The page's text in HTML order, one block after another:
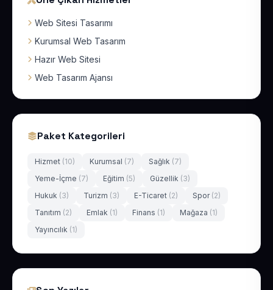
Web Sitesi Tasarımı
Kurumsal Web Tasarım
Hazır Web Sitesi
Web Tasarım Ajansı
Paket Kategorileri
Hizmet (10) Kurumsal (7) Sağlık (7)
Yeme-İçme (7) Eğitim (5) Güzellik (3)
Hukuk (3) Turizm (3) E-Ticaret (2) Spor (2)
Tanıtım (2) Emlak (1) Finans (1) Mağaza (1)
Yayıncılık (1)